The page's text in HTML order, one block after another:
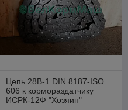
Цепь 28В-1 DIN 8187-ISO
606 к кормораздатчику
ИСРК-12Ф "Хозяин"